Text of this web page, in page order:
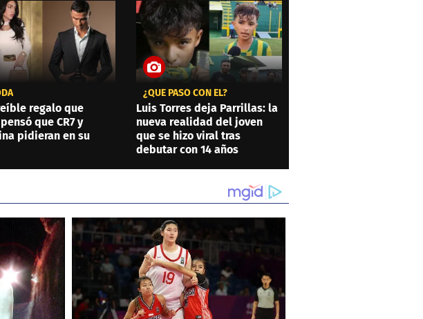
regalo que
que CR7 y
pidieran en su
¿QUÉ PASÓ CON ÉL?
Luis Torres deja Parrillas: la
nueva realidad del joven
que se hizo viral tras
debutar con 14 años